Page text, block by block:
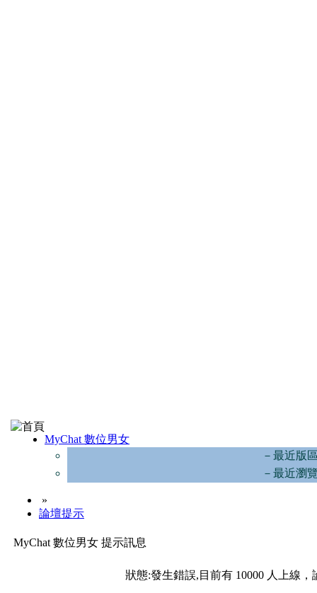
MyChat 數位男女
－最近版
－最近瀏
»
論壇提示
MyChat 數位男女 提示訊息
狀態:發生錯誤,目前有 10000 人上線